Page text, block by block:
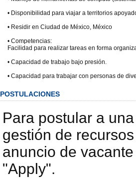
• Disponibilidad para viajar a territorios
• Residir en Ciudad de México, México
• Competencias:
Facilidad para realizar tareas en forma
• Capacidad de trabajo bajo presión.
• Capacidad para trabajar con personas de
POSTULACIONES
Para postular a
gestión de
anuncio de
"Apply".